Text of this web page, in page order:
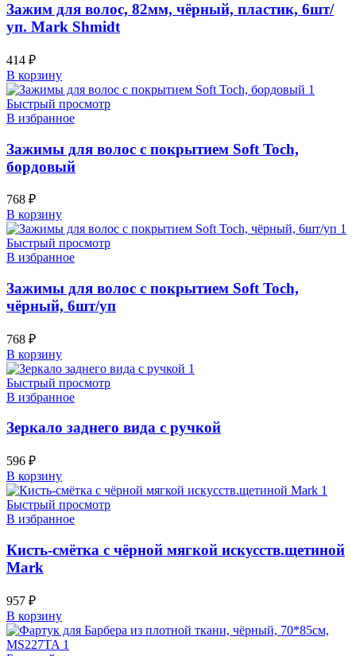
Зажим для волос, 82мм, чёрный, пластик, 6шт/
уп. Mark Shmidt
414 ₽
В корзину
Быстрый просмотр
В избранное
Зажимы для волос с покрытием Soft Toch,
бордовый
768 ₽
В корзину
Быстрый просмотр
В избранное
Зажимы для волос с покрытием Soft Toch,
чёрный, 6шт/уп
768 ₽
В корзину
Быстрый просмотр
В избранное
Зеркало заднего вида с ручкой
596 ₽
В корзину
Быстрый просмотр
В избранное
Кисть-смётка с чёрной мягкой искусств.щетиной
Mark
957 ₽
В корзину